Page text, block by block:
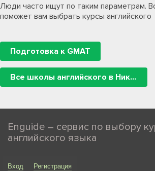
Люди часто ищут по таким параметрам.
поможет вам выбрать курсы английского
Подготовка к GMAT
Все школы английского в Николаеве
Enguide – сервис по выбору
английского языка
Вход Регистрация